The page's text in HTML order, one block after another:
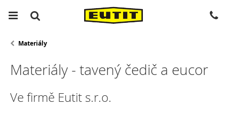
Materiály
Materiály - tavený čedič a eucor
Ve firmě Eutit s.r.o.